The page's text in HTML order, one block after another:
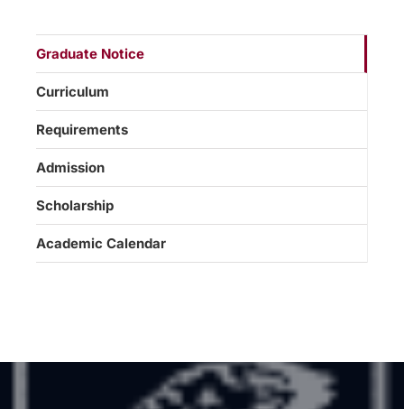
Graduate Notice
Curriculum
Requirements
Admission
Scholarship
Academic Calendar